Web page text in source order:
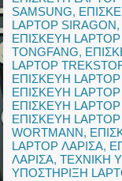
SAMSUNG,
LAPTOP SIRAGON,
ΕΠΙΣΚΕΥΗ LAPTOP
TONGFANG,
LAPTOP
ΕΠΙΣΚΕΥΗ
ΕΠΙΣΚΕΥΗ LAPTOP
ΕΠΙΣΚΕΥΗ LAPTOP
ΕΠΙΣΚΕΥΗ LAPTOP
WORTMANN,
LAPTOP ΛΑΡΙΣΑ,
ΛΑΡΙΣΑ,ΤΕΧΝΙΚΗ
ΥΠΟΣΤΗΡΙΞΗ